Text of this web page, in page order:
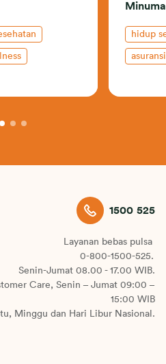
hidup
1500 525
Layanan bebas pulsa
0-800-1500-525.
Senin-Jumat 08.00 - 17.00 WIB.
Care, Senin – Jumat 09:00 –
15:00 WIB
Minggu dan Hari Libur Nasional.